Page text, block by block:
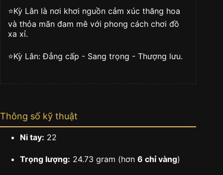
⭐️Kỳ Lân là nơi khơi nguồn cảm xúc thăng hoa
và thỏa mãn đam mê với phong cách chơi đồ
xa xỉ.
⭐️Kỳ Lân: Đẳng cấp - Sang trọng - Thượng lưu.
Thông số kỹ thuật
Ni tay: 22
Trọng lượng: 24.73 gram (hơn 6 chỉ vàng)